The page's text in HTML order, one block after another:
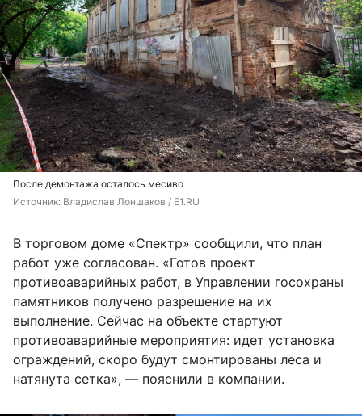
После демонтажа осталось месиво
Источник: Владислав Лоншаков / E1.RU
В торговом доме «Спектр» сообщили, что план
работ уже согласован. «Готов проект
противоаварийных работ, в Управлении госохраны
памятников получено разрешение на их
выполнение. Сейчас на объекте стартуют
противоаварийные мероприятия: идет установка
ограждений, скоро будут смонтированы леса и
натянута сетка», — пояснили в компании.